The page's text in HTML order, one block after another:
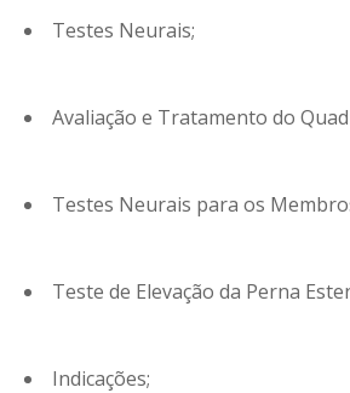
Testes Neurais;
Avaliação e Tratamento do
Testes Neurais para os
Teste de Elevação da Perna
Indicações;